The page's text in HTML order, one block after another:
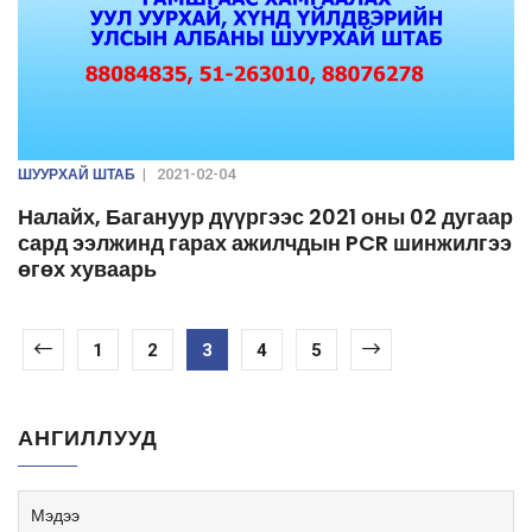
ШУУРХАЙ ШТАБ | 2021-02-04
Налайх, Багануур дүүргээс 2021 оны 02 дугаар
сард ээлжинд гарах ажилчдын PCR шинжилгээ
өгөх хуваарь
1 2 3 4 5
АНГИЛЛУУД
Мэдээ